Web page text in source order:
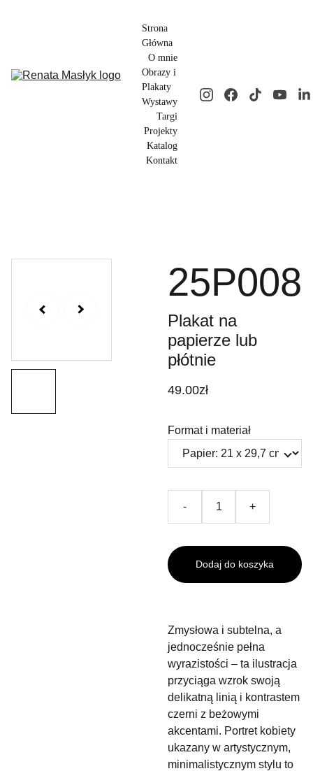
Strona
Główna
O mnie
Obrazy i
Plakaty
Wystawy
Targi
Projekty
Katalog
Kontakt
25P008
Plakat na
papierze lub
płótnie
49.00zł
Format i materiał
- +
Dodaj do koszyka
Zmysłowa i subtelna, a
jednocześnie pełna
wyrazistości – ta ilustracja
przyciąga wzrok swoją
delikatną linią i kontrastem
czerni z beżowymi
akcentami. Portret kobiety
ukazany w artystycznym,
minimalistycznym stylu to